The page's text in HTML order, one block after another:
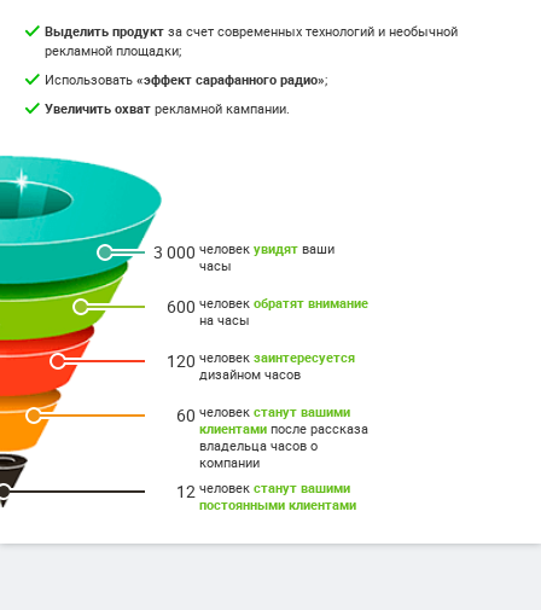
Выделить продукт за счет современных технологий и необычной
рекламной площадки;
Использовать «эффект сарафанного радио»;
Увеличить охват рекламной кампании.
3 000 человек увидят ваши
часы
600 человек обратят внимание
на часы
120 человек заинтересуется
дизайном часов
60 человек станут вашими
клиентами после рассказа
владельца часов о
компании
12 человек станут вашими
постоянными клиентами